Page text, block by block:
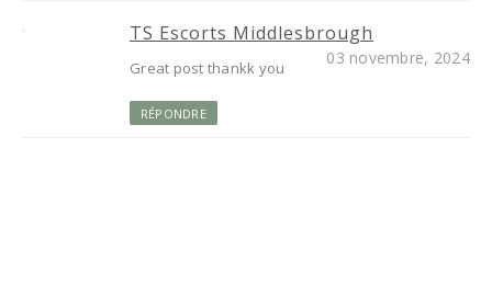
TS Escorts Middlesbrough
03 novembre, 2024
Great post thankk you
RÉPONDRE